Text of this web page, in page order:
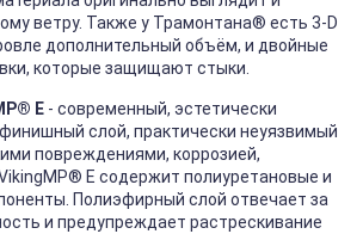
ветру. Также у Трамонтана® есть 3-D
дополнительный объём, и двойные
которые защищают стыки.
E - современный, эстетически
слой, практически неуязвимый
повреждениями, коррозией,
® E содержит полиуретановые и
Полиэфирный слой отвечает за
и предупреждает растрескивание